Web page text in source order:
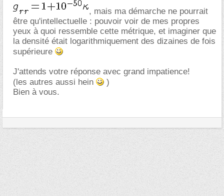
, mais ma démarche ne pourrait
être qu'intellectuelle : pouvoir voir de mes propres
yeux à quoi ressemble cette métrique, et imaginer que
la densité était logarithmiquement des dizaines de fois
supérieure
J'attends votre réponse avec grand impatience!
(les autres aussi hein
)
Bien à vous.